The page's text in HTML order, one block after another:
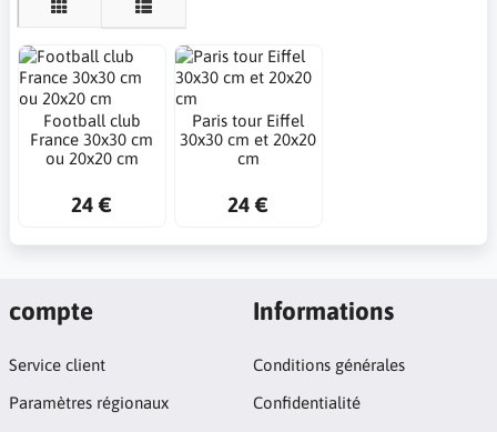
Football club
France 30x30 cm
ou 20x20 cm
24 €
Paris tour Eiffel
30x30 cm et 20x20
cm
24 €
compte
Service client
Paramètres régionaux
Informations
Conditions générales
Confidentialité